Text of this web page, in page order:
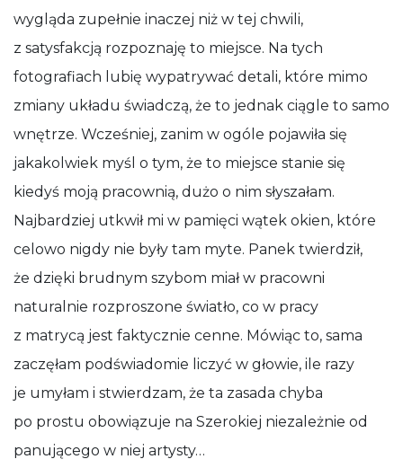
wygląda zupełnie inaczej niż w tej chwili,
z satysfakcją rozpoznaję to miejsce. Na tych
fotografiach lubię wypatrywać detali, które mimo
zmiany układu świadczą, że to jednak ciągle to samo
wnętrze. Wcześniej, zanim w ogóle pojawiła się
jakakolwiek myśl o tym, że to miejsce stanie się
kiedyś moją pracownią, dużo o nim słyszałam.
Najbardziej utkwił mi w pamięci wątek okien, które
celowo nigdy nie były tam myte. Panek twierdził,
że dzięki brudnym szybom miał w pracowni
naturalnie rozproszone światło, co w pracy
z matrycą jest faktycznie cenne. Mówiąc to, sama
zaczęłam podświadomie liczyć w głowie, ile razy
je umyłam i stwierdzam, że ta zasada chyba
po prostu obowiązuje na Szerokiej niezależnie od
panującego w niej artysty…